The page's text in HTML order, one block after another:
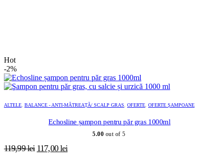
Hot
-2%
ALTELE BALANCE - ANTI-MĂTREAȚĂ/ SCALP GRAS OFERTE OFERTE ȘAMPOANE
Echosline șampon pentru păr gras 1000ml
5.00 out of 5
119,99lei Prețul
117,00leiPrețul